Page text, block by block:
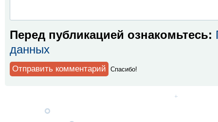
Перед публикацией ознакомьтесь:
данных
Спaсибо!